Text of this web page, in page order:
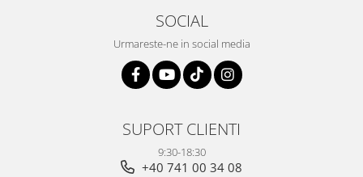
SOCIAL
Urmareste-ne in social media
SUPORT CLIENTI
9:30-18:30
+40 741 00 34 08